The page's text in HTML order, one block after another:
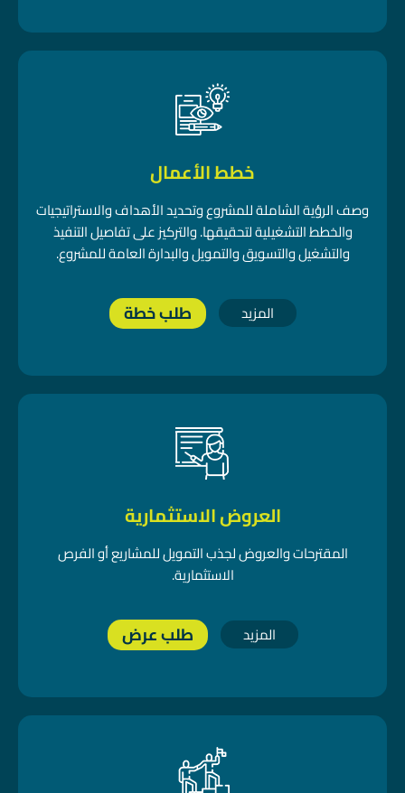
خطط الأعمال
وصف الرؤية الشاملة للمشروع وتحديد الأهداف والاستراتيجيات
والخطط التشغيلية لتحقيقها. والتركيز على تفاصيل التنفيذ
والتشغيل والتسويق والتمويل والبدارة العامة للمشروع.
المزيد طلب خطة
العروض الاستثمارية
المقترحات والعروض لجذب التمويل للمشاريع أو الفرص
الاستثمارية.
المزيد طلب عرض